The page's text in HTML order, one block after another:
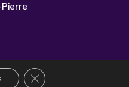
OASIS ProjetFermer la bannière des